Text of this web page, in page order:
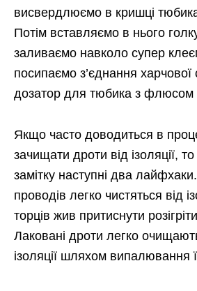
висвердлюємо в кришці
Потім вставляємо в нього
заливаємо навколо супер
посипаємо з’єднання
дозатор для тюбика з флюсом
Якщо часто доводиться в
зачищати дроти від ізоляції, то
замітку наступні два
проводів легко чистяться від
торців жив притиснути
Лаковані дроти легко
ізоляції шляхом випалювання